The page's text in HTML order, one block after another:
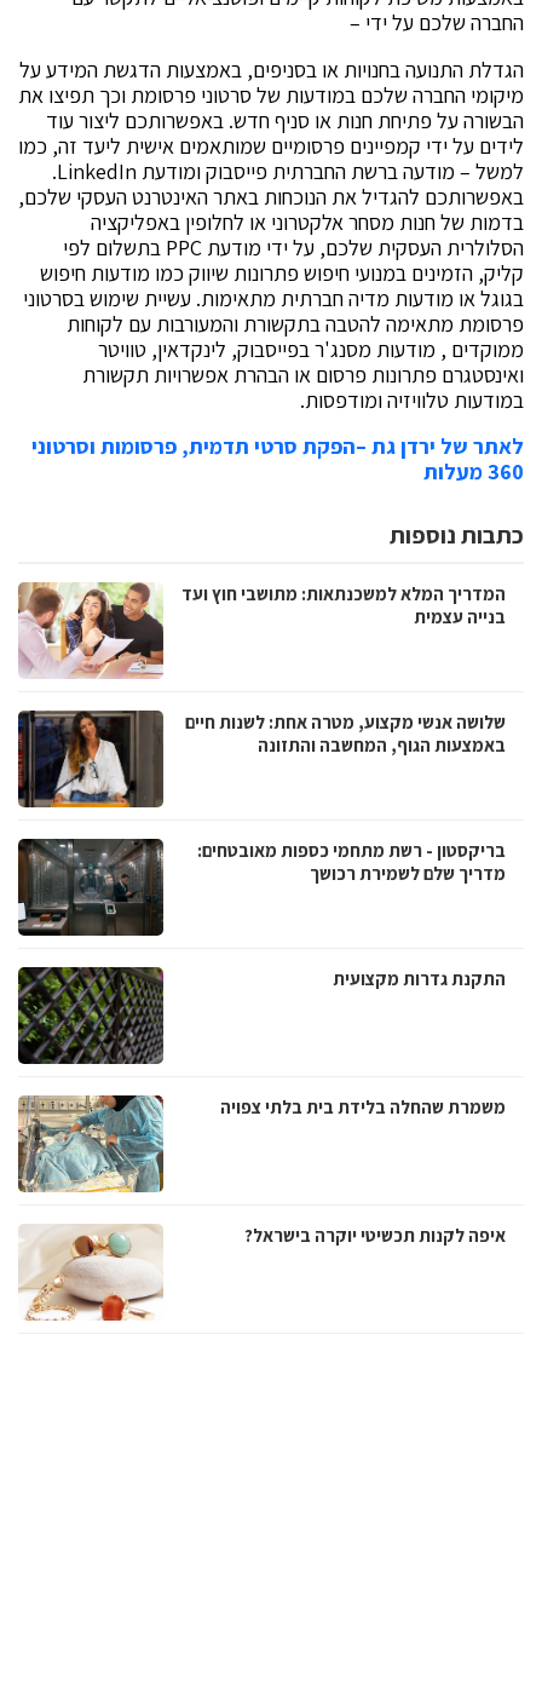
החברה שלכם על ידי –
הגדלת התנועה בחנויות או בסניפים, באמצעות הדגשת המידע על
מיקומי החברה שלכם במודעות של סרטוני פרסומת וכך תפיצו את
הבשורה על פתיחת חנות או סניף חדש. באפשרותכם ליצור עוד
לידים על ידי קמפיינים פרסומיים שמותאמים אישית ליעד זה, כמו
למשל – מודעה ברשת החברתית פייסבוק ומודעת LinkedIn.
באפשרותכם להגדיל את הנוכחות באתר האינטרנט העסקי שלכם,
בדמות של חנות מסחר אלקטרוני או לחלופין באפליקציה
הסלולרית העסקית שלכם, על ידי מודעת PPC בתשלום לפי
קליק, הזמינים במנועי חיפוש פתרונות שיווק כמו מודעות חיפוש
בגוגל או מודעות מדיה חברתית מתאימות. עשיית שימוש בסרטוני
פרסומת מתאימה להטבה בתקשורת והמעורבות עם לקוחות
ממוקדים , מודעות מסנג'ר בפייסבוק, לינקדאין, טוויטר
ואינסטגרם פתרונות פרסום או הבהרת אפשרויות תקשורת
במודעות טלוויזיה ומודפסות.
לאתר של ירדן גת –הפקת סרטי תדמית, פרסומות וסרטוני
360 מעלות
כתבות נוספות
המדריך המלא למשכנתאות: מתושבי חוץ ועד
בנייה עצמית
שלושה אנשי מקצוע, מטרה אחת: לשנות חיים
באמצעות הגוף, המחשבה והתזונה
בריקסטון - רשת מתחמי כספות מאובטחים:
מדריך שלם לשמירת רכושך
התקנת גדרות מקצועית
משמרת שהחלה בלידת בית בלתי צפויה
איפה לקנות תכשיטי יוקרה בישראל?